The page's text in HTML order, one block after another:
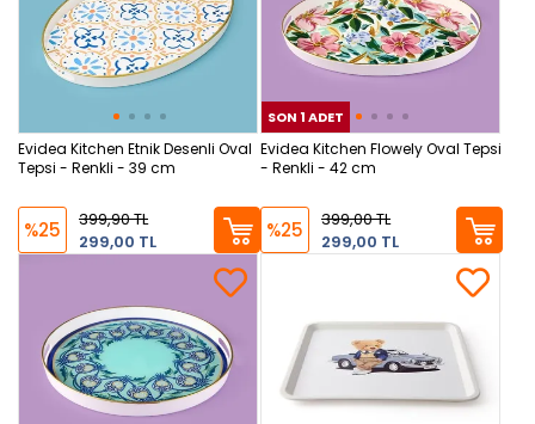
Evidea Kitchen Etnik Desenli Oval
Tepsi - Renkli - 39 cm
%25
399,90 TL
299,00 TL
SON 1 ADET
Evidea Kitchen Flowely Oval Tepsi
- Renkli - 42 cm
%25
399,00 TL
299,00 TL